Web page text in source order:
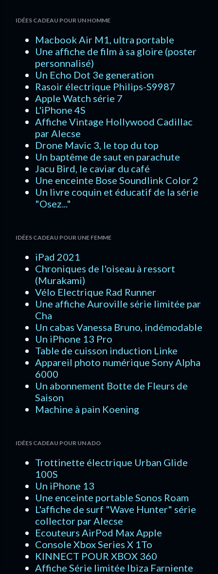
n
t
IDÉES CADEAU POUR UN HOMME
Macbook Air M1, ultra portable
Une affiche de film à sa gloire (poster
personnalisé)
Un Echo Dot 3e generation
Rasoir électrique Philips-S9987
Apple Watch série 7
L'iPhone 4S
Affiche Vintage Hollywood Cadillac
par Alecse
Drone Mavic 3, le top du top
Un baptême de saut en parachute
Jacu Bird, le caviar du café
Une enceinte Bose Soundlink Color 2
Un livre coquin et éducatif de la série
"Osez..."
IDÉES CADEAU POUR UNE FEMME
iPad 2021
Chroniques de l'oiseau à ressort
(Murakami)
Vélo Electrique Rad Runner
Une affiche Auroville série limitée par
Cha
Un cabas Vanessa Bruno, indémodable
Un iPhone 13 Pro
Table de cuisson induction Linke
Appareil photo numérique Sony Alpha
6000
Un abonnement Botte de Fleurs de
Saison
Machine à pain Koening
IDÉES CADEAU POUR UN ADO
Trottinette électrique Urban Glide
100S
Un iPhone 13
Une enceinte portable Sonos Roam
L'affiche de surf "Wave Hunter" série
collector par Alecse
Ecouteurs AirPod Max Apple
Console Xbox Series X 1To
KINNECT POUR XBOX 360
Affiche Série limitée Ibiza Farniente